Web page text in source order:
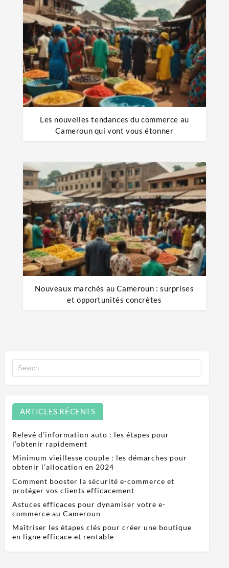
Les nouvelles tendances du commerce au
Cameroun qui vont vous étonner
Nouveaux marchés au Cameroun : surprises
et opportunités concrètes
ARTICLES RÉCENTS
Relevé d’information auto : les étapes pour
l’obtenir rapidement
Minimum vieillesse couple : les démarches pour
obtenir l’allocation en 2024
Comment booster la sécurité e-commerce et
protéger vos clients efficacement
Astuces efficaces pour dynamiser votre e-
commerce au Cameroun
Maîtriser les étapes clés pour créer une boutique
en ligne efficace et rentable